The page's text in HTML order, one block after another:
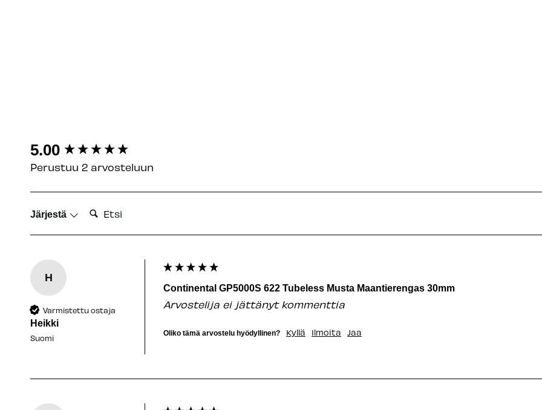
5.00
Perustuu 2 arvosteluun
Järjestä Etsi:
H
Varmistettu ostaja
Heikki
Suomi
Continental GP5000S 622 Tubeless Musta Maantierengas 30mm
Arvostelija ei jättänyt kommenttia
Oliko tämä arvostelu hyödyllinen? Kyllä Ilmoita Jaa
New content loaded